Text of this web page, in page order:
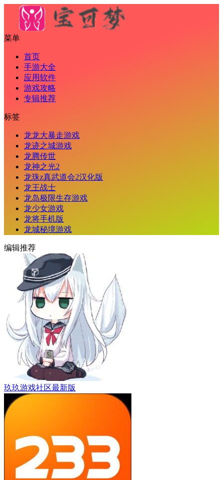
菜单
首页
手游大全
应用软件
游戏攻略
专辑推荐
标签
龙龙大暴走游戏
龙迹之城游戏
龙腾传世
龙神之光2
龙珠z真武道会2汉化版
龙王战士
龙岛极限生存游戏
龙少女游戏
龙将手机版
龙城秘境游戏
编辑推荐
玖玖游戏社区最新版